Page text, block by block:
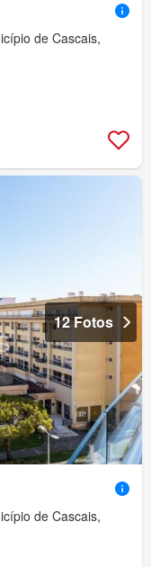
de Cascais,
12 Fotos
de Cascais,